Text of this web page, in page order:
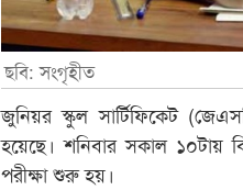
ছবি: সংগৃহীত
জুনিয়র স্কুল সার্টিফিকেট
হয়েছে। শনিবার সকাল ১০টায়
পরীক্ষা শুরু হয়।